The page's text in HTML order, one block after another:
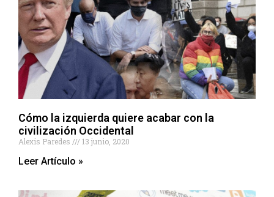
Cómo la izquierda quiere acabar con la
civilización Occidental
Alexis Paredes 13 junio, 2020
Leer Artículo »